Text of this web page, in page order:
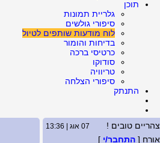
תוכן
גלריית תמונות
סיפורי גולשים
לוח מודעות שותפים לטיול
בדיחות והומור
כרטיסי ברכה
סודוקו
טריוויה
סיפורי הצלחה
התנתק
צהריים טובים ! 07 אוג | 13:36
אורח [ התחבר/י ]